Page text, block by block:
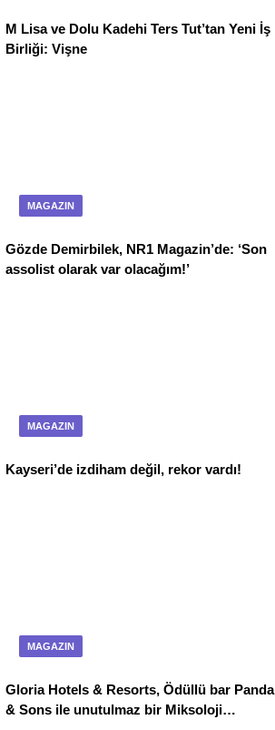
M Lisa ve Dolu Kadehi Ters Tut’tan Yeni İş
Birliği: Vişne
MAGAZIN
Gözde Demirbilek, NR1 Magazin’de: ‘Son
assolist olarak var olacağım!’
MAGAZIN
Kayseri’de izdiham değil, rekor vardı!
MAGAZIN
Gloria Hotels & Resorts, Ödüllü bar Panda
& Sons ile unutulmaz bir Miksoloji